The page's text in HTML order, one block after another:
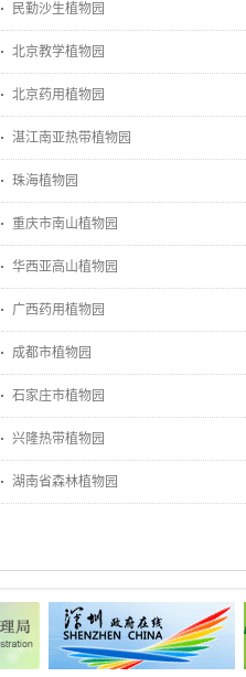
民勤沙生植物园
北京教学植物园
北京药用植物园
湛江南亚热带植物园
珠海植物园
重庆市南山植物园
华西亚高山植物园
广西药用植物园
成都市植物园
石家庄市植物园
兴隆热带植物园
湖南省森林植物园